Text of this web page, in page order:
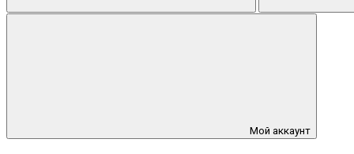
Мой аккаунт